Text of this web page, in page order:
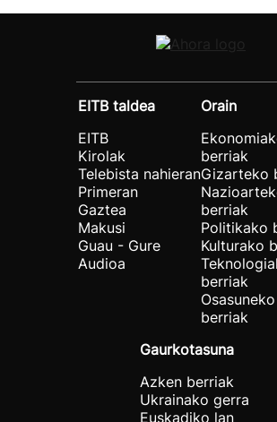
EITB taldea
EITB
Kirolak
Telebista nahieran
Primeran
Gaztea
Makusi
Guau - Gure
Audioa
Orain
berriak
Gizarteko
berriak
Politikako
Kulturako
berriak
Osasuneko
berriak
Gaurkotasuna
Azken berriak
Ukrainako gerra
Euskadiko lan